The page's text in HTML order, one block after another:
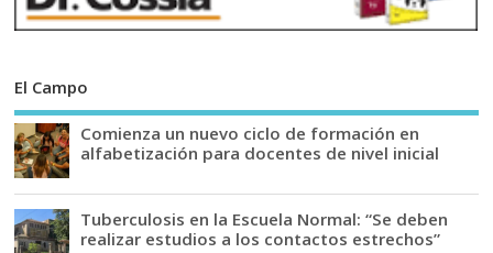
El Campo
Comienza un nuevo ciclo de formación en
alfabetización para docentes de nivel inicial
Tuberculosis en la Escuela Normal: “Se deben
realizar estudios a los contactos estrechos”